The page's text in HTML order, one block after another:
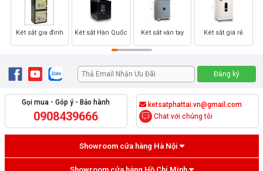
Két sắt gia đình Két sắt Hàn Quốc Két sắt vân tay Két sắt giá rẻ
Gọi mua - Góp ý - Bảo hành
0908439666
ketsatphattai.vn@gmail.com
Chat với chúng tôi
Showroom cửa hàng Hà Nội